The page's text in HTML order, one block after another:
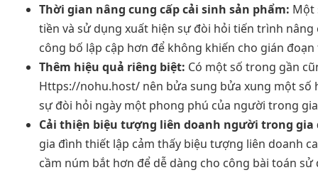
Thời gian nâng cung cấp cải sinh sản phẩm: Một
tiền và sử dụng xuất hiện sự đòi hỏi tiến trình
công bố lập cập hơn để không khiến cho gián
Thêm hiệu quả riêng biệt: Có một số trong gần
Https://nohu.host/ nên bửa sung bửa xung một số
sự đòi hỏi ngày một phong phú của người trong
Cải thiện biệu tượng liên doanh người trong
gia đình thiết lập cảm thấy biệu tượng liên doanh
cầm núm bắt hơn để dễ dàng cho công bài toán sử